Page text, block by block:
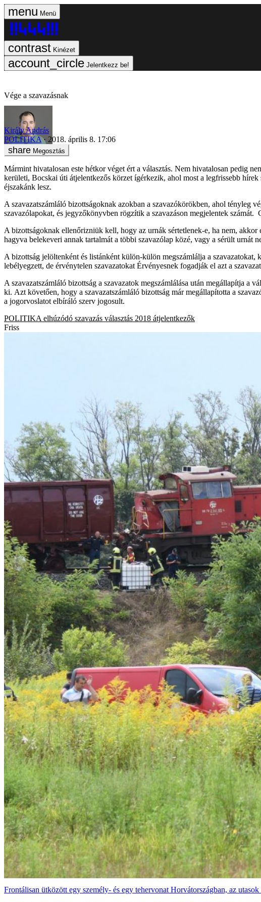
Menü
Kinézet
Jelentkezz be!
Vége a szavazásnak
Király András
POLITIKA
2018. április 8. 17:06
Megosztás
Mármint hivatalosan este hétkor véget ért a választás. Nem hivatalosan pedig
kerületi, Bocskai úti átjelentkezős körzet ígérkezik, ahol most a legfrissebb
éjszakánk lesz.
A szavazatszámláló bizottságoknak azokban a szavazókörökben, ahol tényleg
szavazólapokat, és jegyzőkönyvben rögzítik a szavazáson megjelentek számát.
A bizottságoknak ellenőrizniük kell, hogy az urnák sértetlenek-e, ha nem,
hagyva belekeveri annak tartalmát a többi szavazólap közé, vagy a sérült urnát
A bizottság jelöltenként és listánként külön-külön megszámlálja a
lebélyegzett, de érvénytelen szavazatokat Érvényesnek fogadják el azt a
A szavazatszámláló bizottság a szavazatok megszámlálása után megállapítja a
ki. Azt követően, hogy a szavazatszámláló bizottság már megállapította a
a jogorvoslatot elbíráló szerv jogosult.
POLITIKA elhúzódó szavazás választás 2018 átjelentkezők
Friss
Frontálisan ütközött egy személy- és egy tehervonat Horvátországban, az utasok